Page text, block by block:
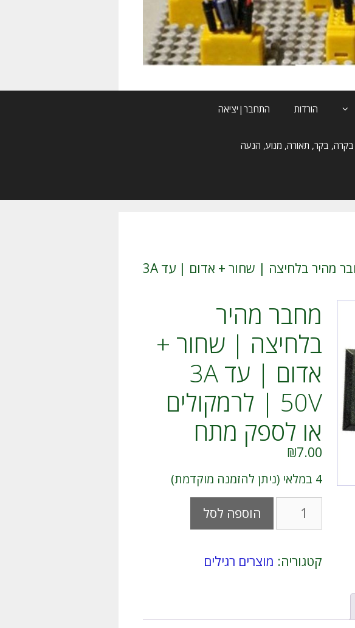
הורדות התחבר|יציאה
/ מחבר מהיר בלחיצה | שחור + אדום | עד 3A
מחבר מהיר
בלחיצה | שחור +
אדום | עד 3A
50V | לרמקולים
או לספק מתח
₪7.00
4 במלאי (ניתן להזמנה מוקדמת)
כמות
מחבר
בלחיצה
|
|
הוספה לסל
t
v
קטגוריה: מוצרים רגילים